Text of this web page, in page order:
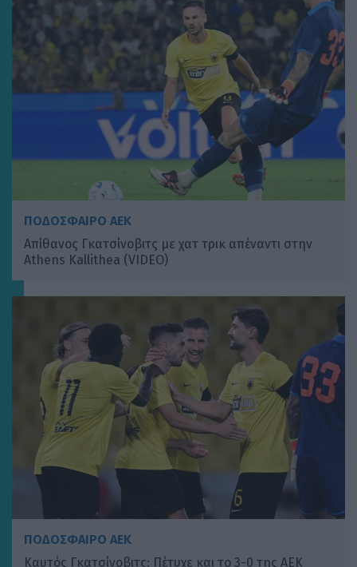
ΠΟΔΟΣΦΑΙΡΟ ΑΕΚ
Απίθανος Γκατσίνοβιτς με χατ τρικ απέναντι στην
Athens Kallithea (VIDEO)
ΠΟΔΟΣΦΑΙΡΟ ΑΕΚ
Καυτός Γκατσίνοβιτς: Πέτυχε και το 3-0 της ΑΕΚ